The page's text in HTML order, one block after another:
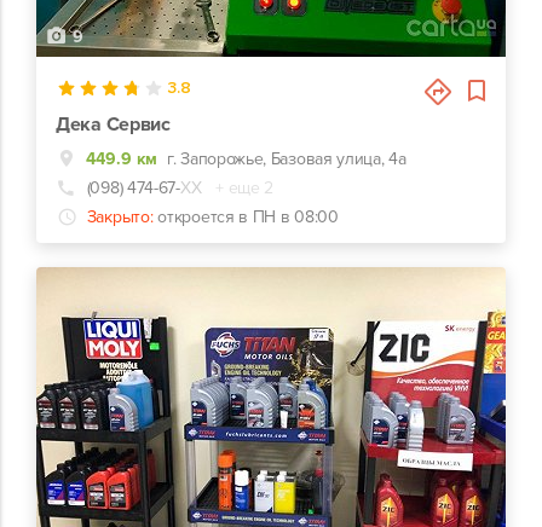
9
3.8
Дека Сервис
449.9 км г. Запорожье, Базовая улица, 4а
(098) 474-67-ХХ
+ еще 2
Закрыто: откроется в ПН в 08:00